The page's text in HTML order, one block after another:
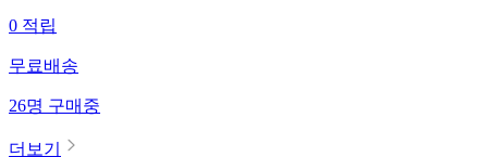
0적립
무료배송
26명구매중